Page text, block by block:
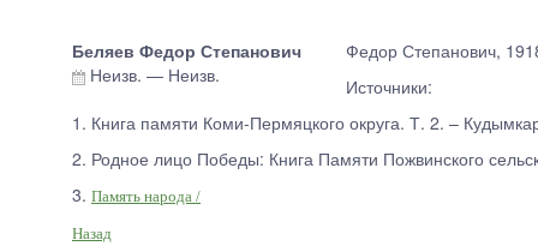
Беляев Федор Степанович
Неизв. — Неизв.
Федор Степанович,
Источники:
1. Книга памяти Коми-Пермяцкого округа. Т. 2. –
2. Родное лицо Победы: Книга Памяти Пожвинского
3. Память народа /
Назад